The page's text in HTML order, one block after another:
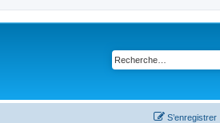
S’enregistrer